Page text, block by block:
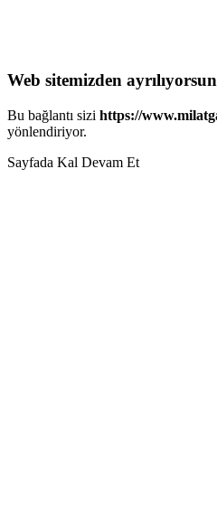
Web sitemizden
Bu bağlantı sizi https://
yönlendiriyor.
Sayfada Kal Devam Et